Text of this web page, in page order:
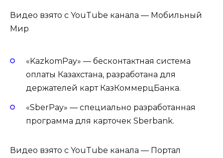
Видео взято с YouTube канала — Мобильный
Мир
«KazkomPay» — бесконтактная система
оплаты Казахстана, разработана для
держателей карт КазКоммерцБанка.
«SberPay» — специально разработанная
программа для карточек Sberbank.
Видео взято с YouTube канала — Портал